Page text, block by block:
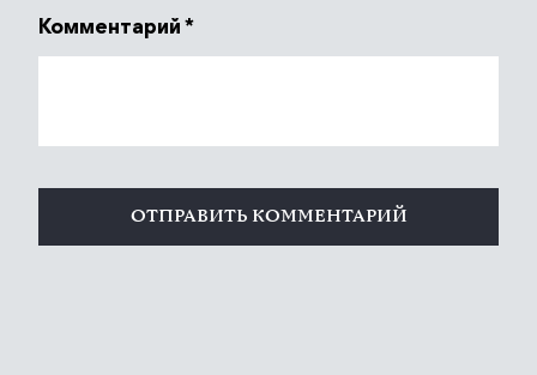
Комментарий *